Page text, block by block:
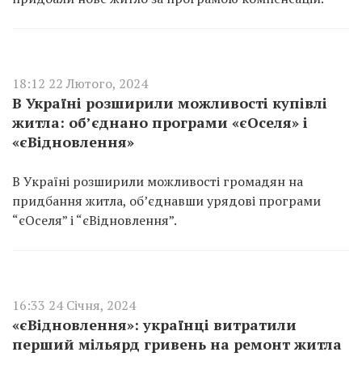
18:12 22 Лютого, 2024
В Україні розширили можливості купівлі
житла: об’єднано програми «єОселя» і
«єВідновлення»
В Україні розширили можливості громадян на
придбання житла, об’єднавши урядові програми
“єОселя” і “єВідновлення”.
16:33 24 Січня, 2024
«єВідновлення»: українці витратили
перший мільярд гривень на ремонт житла